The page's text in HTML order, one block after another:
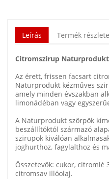
Leírás Termék
Citromszirup Naturprodukt
Az érett, frissen facsart
Naturprodukt kézműves
amely minden évszakban
limonádéban vagy
A Naturprodukt szörpök
beszállítóktól származó
szirupok kiválóan
joghurthoz, fagylalthoz és
Összetevők: cukor, citromlé
citromsav illóolaj.